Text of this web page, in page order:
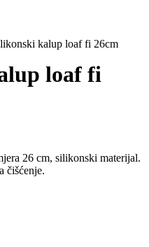
kalup loaf fi 26cm
loaf fi
26 cm, silikonski materijal.
čišćenje.